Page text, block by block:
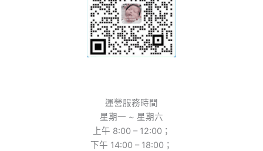
運營服務時間
星期一 ~ 星期六
上午 8:00 – 12:00；
下午 14:00 – 18:00；